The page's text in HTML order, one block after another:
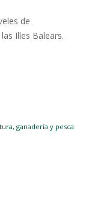
de
Illes Balears.
ganadería y pesca